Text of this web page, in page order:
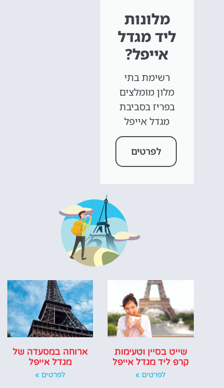
מלונות
ליד מגדל
אייפל?
רשימת בתי
מלון מומלצים
בפריז בסביבת
מגדל אייפל
לפרטים
שייט בסיין וטעימות
קרפ ליד מגדל אייפל
לפרטים »
ארוחה במסעדה של
מגדל אייפל
לפרטים »